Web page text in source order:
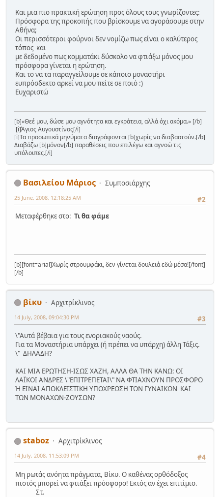
Kαι μια πιο πρακτική ερώτηση προς όλους τους γνωρίζοντες:
Πρόσφορα της προκοπής που βρίσκουμε να αγοράσουμε στην
Αθήνα;
Οι περισσότεροι φούρνοι δεν νομίζω πως είναι ο καλύτερος
τόπος και
με δεδομένο πως κομματάκι δύσκολο να φτιάξω μόνος μου
πρόσφορα γίνεται η ερώτηση.
Και το να τα παραγγείλουμε σε κάποιο μοναστήρι
ευπρόσδεκτο αρκεί να μου πείτε σε ποιό :)
Ευχαριστώ
[b]«Θεέ μου, δώσε μου αγνότητα και εγκράτεια, αλλά όχι ακόμα.» [/b]
[i]Άγιος Αυγουστίνος[/i]
[i]Τα προσωπικά μηνύματα διαγράφονται [b]χωρίς να διαβαστούν.[/b]
Διαβάζω [b]μόνον[/b] παραθέσεις που επιλέγω και αγνοώ τις
υπόλοιπες.[/i]
Βασιλείου Μάριος
Συμποσιάρχης
#2
25 June, 2008, 12:18:25 AM
Μεταφέρθηκε στο: Τι θα φάμε
[b][font=arial]Χωρίς στρουμφάκι, δεν γίνεται δουλειά εδώ μέσα![/font]
[/b]
βίκυ
Αρχιτρίκλινος
#3
14 July, 2008, 09:04:30 PM
\"Αυτά βέβαια για τους ενοριακούς ναούς.
Για τα Μοναστήρια υπάρχει (ή πρέπει να υπάρχη) άλλη Τάξις.
\" ΔΗΛΑΔΗ?
ΚΑΙ ΜΙΑ ΕΡΩΤΗΣΗ-ΙΣΩΣ ΧΑΖΗ, ΑΛΛΑ ΘΑ ΤΗΝ ΚΑΝΩ: ΟΙ
ΛΑΪΚΟΙ ΑΝΔΡΕΣ \"ΕΠΙΤΡΕΠΕΤΑΙ\" ΝΑ ΦΤΙΑΧΝΟΥΝ ΠΡΟΣΦΟΡΟ
Ή ΕΙΝΑΙ ΑΠΟΚΛΕΙΣΤΙΚΗ ΥΠΟΧΡΕΩΣΗ ΤΩΝ ΓΥΝΑΙΚΩΝ ΚΑΙ
ΤΩΝ ΜΟΝΑΧΩΝ-ΖΟΥΣΩΝ?
staboz
Αρχιτρίκλινος
#4
14 July, 2008, 11:53:09 PM
Μη ρωτάς ανόητα πράγματα, Βίκυ. Ο καθένας ορθόδοξος
πιστός μπορεί να φτιάξει πρόσφορο! Εκτός αν έχει επιτίμιο.
Στ.